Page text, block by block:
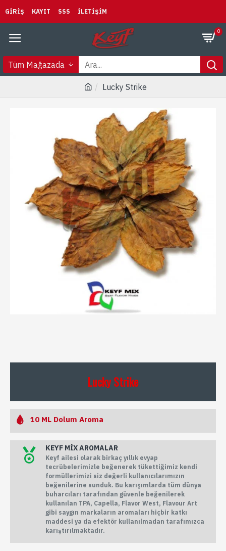
GIRIŞ KAYIT SSS İLETIŞIM
0
Tüm Mağazada
Lucky Strike
Lucky Strike
KEYF MIX AROMALAR
Keyf ailesi olarak birkaç yıllık evyap
tecrübelerimizle beğenerek tükettiğimiz kendi
formüllerimizi siz değerli kullanıcılarımızın
beğenilerine sunduk. Bu karışımlarda tüm dünya
buharcıları tarafından güvenle beğenilerek
kullanılan TPA, Capella, Flavor West, Flavour Art
gibi saygın markaların aromaları hiçbir katkı
maddesi ya da efektör kullanılmadan tarafımızca
karıştırılmaktadır.
10 ML Dolum Aroma